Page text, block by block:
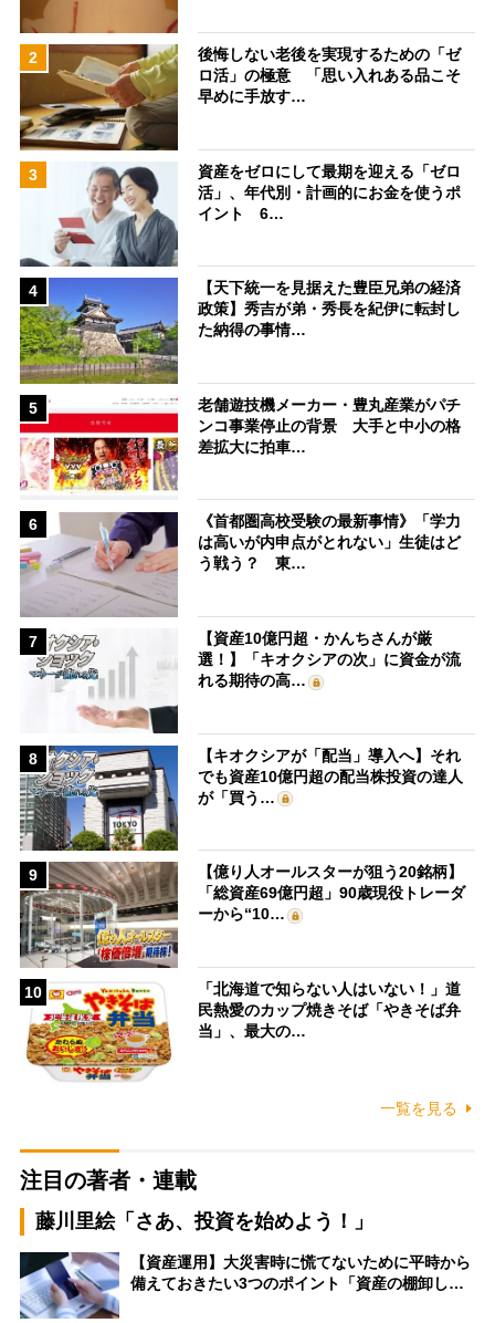
2
後悔しない老後を実現するための「ゼ
ロ活」の極意 「思い入れある品こそ
早めに手放す…
3
資産をゼロにして最期を迎える「ゼロ
活」、年代別・計画的にお金を使うポ
イント 6…
4
【天下統一を見据えた豊臣兄弟の経済
政策】秀吉が弟・秀長を紀伊に転封し
た納得の事情…
5
老舗遊技機メーカー・豊丸産業がパチ
ンコ事業停止の背景 大手と中小の格
差拡大に拍車…
6
《首都圏高校受験の最新事情》「学力
は高いが内申点がとれない」生徒はど
う戦う？ 東…
7
【資産10億円超・かんちさんが厳
選！】「キオクシアの次」に資金が流
れる期待の高…
8
【キオクシアが「配当」導入へ】それ
でも資産10億円超の配当株投資の達人
が「買う…
9
【億り人オールスターが狙う20銘柄】
「総資産69億円超」90歳現役トレーダ
ーから“10…
10
「北海道で知らない人はいない！」道
民熱愛のカップ焼きそば「やきそば弁
当」、最大の…
一覧を見る
注目の著者・連載
藤川里絵「さあ、投資を始めよう！」
【資産運用】大災害時に慌てないために平時から
備えておきたい3つのポイント「資産の棚卸し…